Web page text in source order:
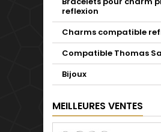
reflexion
Charms compatible
Compatible Thomas
Bijoux
MEILLEURES VENTES